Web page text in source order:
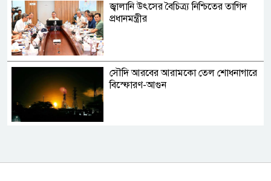
জ্বালানি উৎসের বৈচিত্র্য নিশ্চিতের তাগিদ
প্রধানমন্ত্রীর
সৌদি আরবের আরামকো তেল শোধনাগারে
বিস্ফোরণ-আগুন